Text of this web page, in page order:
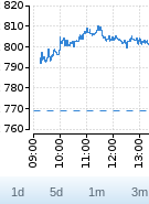
1d 5d 1m 3m